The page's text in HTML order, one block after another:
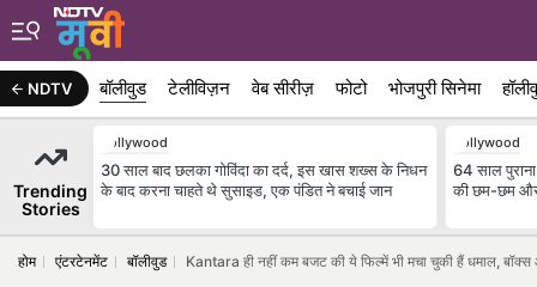
NDTV बॉलीवुड टेलीविज़न वेब सीरीज़ फोटो भोजपुरी सिनेमा
Trending
Stories
Bollywood
30 साल बाद छलका गोविंदा का दर्द, इस खास शख्स के निधन
के बाद करना चाहते थे सुसाइड, एक पंडित ने बचाई जान
Bollywood
64 साल पुराना
की छम-छम
होम एंटरटेनमेंट बॉलीवुड Kantara ही नहीं कम बजट की ये फिल्में भी मचा चुकी हैं धमाल,